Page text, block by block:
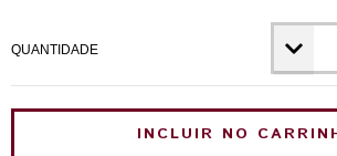
QUANTIDADE